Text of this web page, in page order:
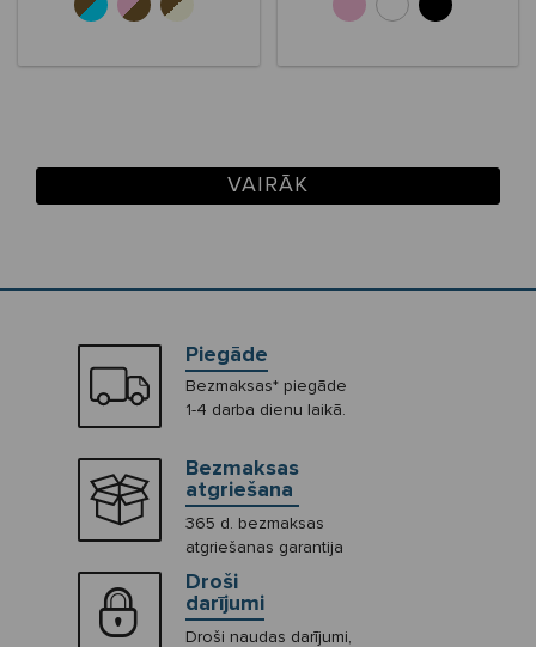
VAIRĀK
Piegāde
Bezmaksas* piegāde
1-4 darba dienu laikā.
Bezmaksas
atgriešana
365 d. bezmaksas
atgriešanas garantija
Droši
darījumi
Droši naudas darījumi,